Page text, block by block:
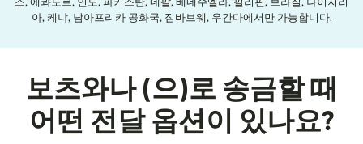
스, 에콰도르, 인도, 파키스탄, 네팔, 베네수엘라, 필리핀, 브라질, 나이지리
아, 케냐, 남아프리카 공화국, 짐바브웨, 우간다에서만 가능합니다.
보츠와나 (으)로 송금할 때
어떤 전달 옵션이 있나요?